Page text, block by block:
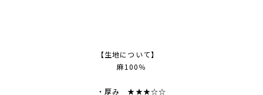
【生地について】
麻100％
・厚み ★★★☆☆